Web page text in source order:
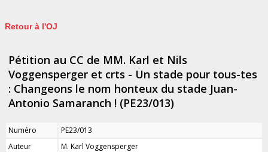
Retour à l'OJ
Pétition au CC de MM. Karl et Nils
Voggensperger et crts - Un stade pour tous-tes
: Changeons le nom honteux du stade Juan-
Antonio Samaranch ! (PE23/013)
Numéro
PE23/013
Auteur
M. Karl Voggensperger